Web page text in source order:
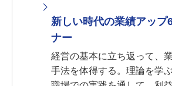
新しい時代の業績アップ
ナー
経営の基本に立ち返って、
手法を体得する。理論を学